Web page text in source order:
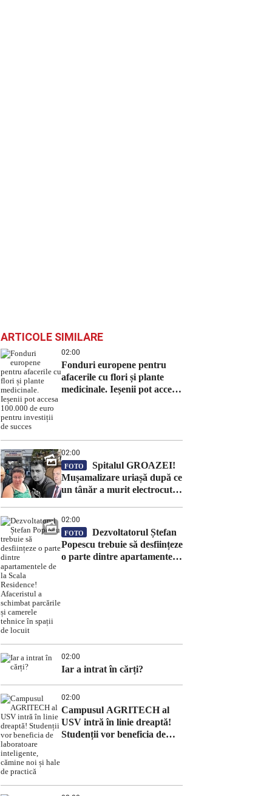
ARTICOLE SIMILARE
02:00
Fonduri europene pentru
afacerile cu flori și plante
medicinale. Ieșenii pot accesa
02:00
FOTO
Spitalul GROAZEI!
Mușamalizare uriașă după ce
un tânăr a murit electrocutat,
Cristian Lupașcu. Contract
semnat în fals, după 5 zile de
la accident, de managerul
Daniel Timofte, la Spitalul
02:00
FOTO
Dezvoltatorul Ștefan
Popescu trebuie să desființeze
o parte dintre apartamentele
02:00
Iar a intrat în cărți?
02:00
Campusul AGRITECH al
USV intră în linie dreaptă!
Studenții vor beneficia de